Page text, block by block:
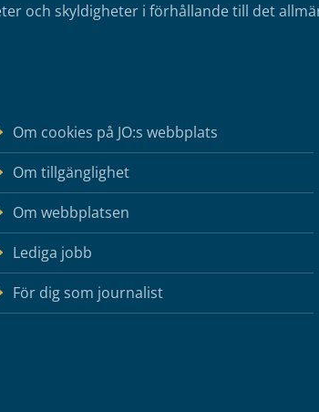
och skyldigheter i förhållande till det
Om cookies på JO:s webbplats
Om tillgänglighet
Om webbplatsen
Lediga jobb
För dig som journalist